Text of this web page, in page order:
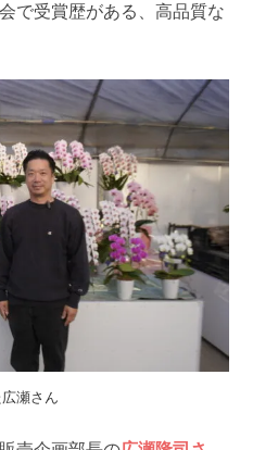
で受賞歴がある、高品質な
瀬さん